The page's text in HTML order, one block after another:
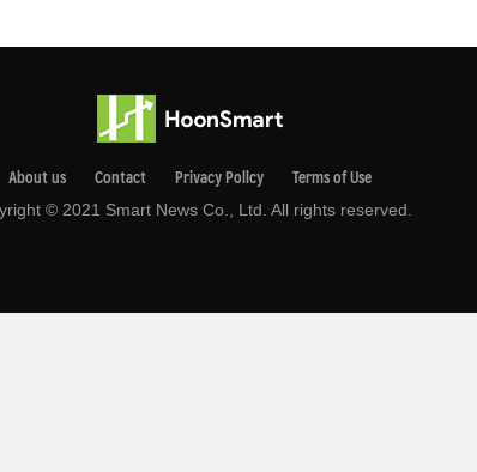
About us Contact Privacy Pollcy Terms of Use
© 2021 Smart News Co., Ltd. All rights reserved.